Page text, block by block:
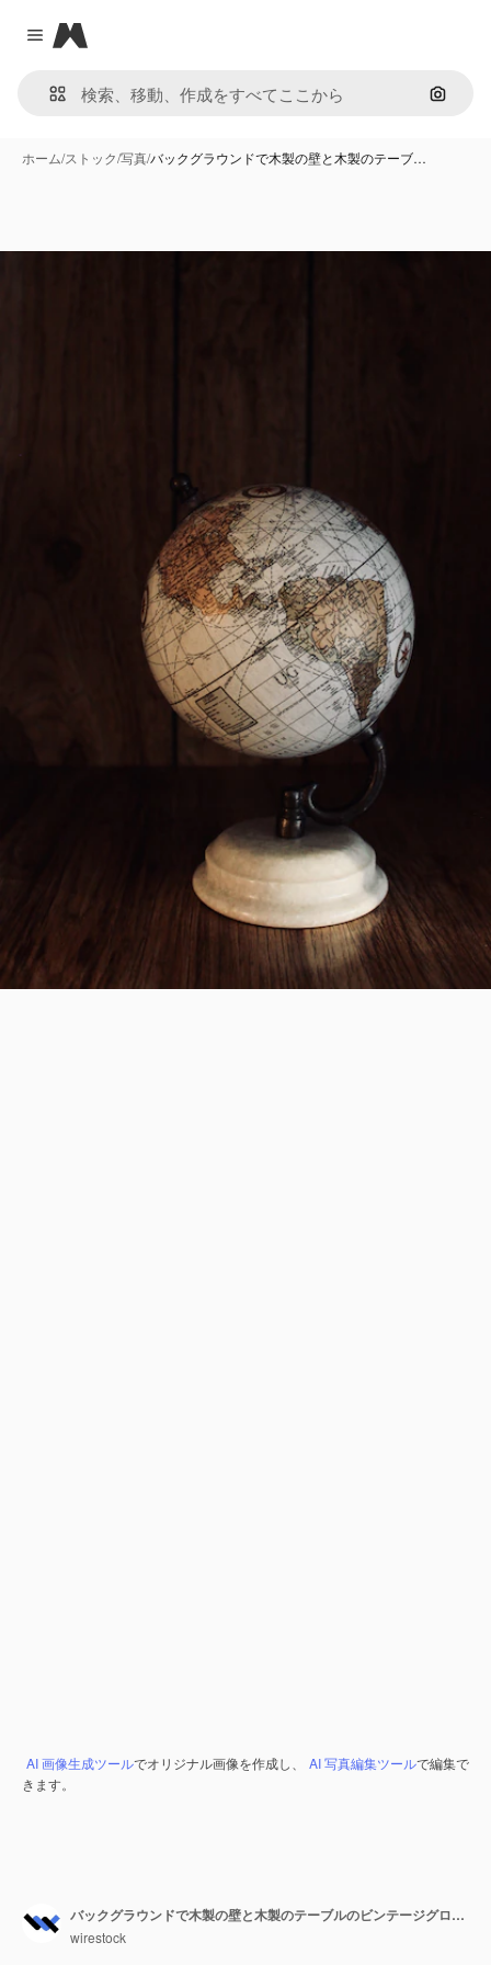
Close menu
Magnific
画像で
ホーム/ストック/写真/バックグラウンドで木製の壁と木製のテーブ…
AI 画像生成ツールでオリジナル画像を作成し、 AI 写真編集ツールで編集で
きます。
バックグラウンドで木製の壁と木製のテーブルのビンテージグローブモデルの垂直ショット
wirestock